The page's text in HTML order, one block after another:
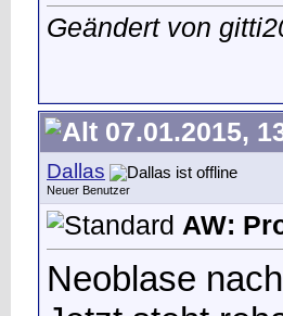
Geändert von
07.01.2015,
Dallas
Neuer Benutzer
AW:
Neoblase